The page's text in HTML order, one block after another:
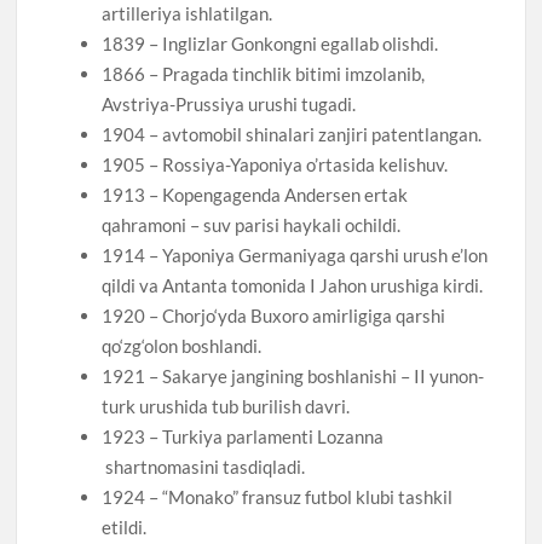
artilleriya ishlatilgan.
1839 – Inglizlar Gonkongni egallab olishdi.
1866 – Pragada tinchlik bitimi imzolanib,
Avstriya-Prussiya urushi tugadi.
1904 – avtomobil shinalari zanjiri patentlangan.
1905 – Rossiya-Yaponiya o’rtasida kelishuv.
1913 – Kopengagenda Andersen ertak
qahramoni – suv parisi haykali ochildi.
1914 – Yaponiya Germaniyaga qarshi urush e’lon
qildi va Antanta tomonida I Jahon urushiga kirdi.
1920 – Chorjo‘yda Buxoro amirligiga qarshi
qo‘zg‘olon boshlandi.
1921 – Sakarye jangining boshlanishi – II yunon-
turk urushida tub burilish davri.
1923 – Turkiya parlamenti Lozanna
shartnomasini tasdiqladi.
1924 – “Monako” fransuz futbol klubi tashkil
etildi.